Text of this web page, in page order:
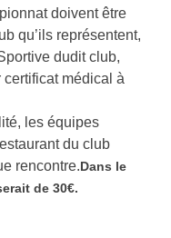
doivent être
qu’ils représentent,
dudit club,
médical à
les équipes
du club
rencontre.Dans le
de 30€.